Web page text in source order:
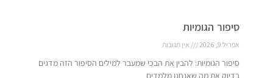
סיפור הגומיות
אפריל 9, 2026 אין תגובות
סיפור הגומיות: להבין את הבכי שמעבר למילים הסיפור הזה מדגים
בדיוק את מה שאנחנו מלמדים